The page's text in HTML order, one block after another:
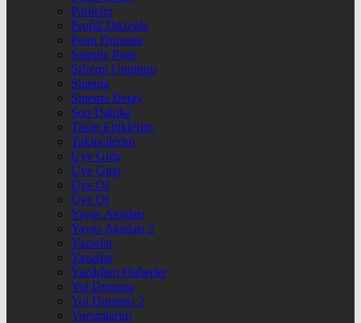
Pariteler
Profili Düzenle
Puan Durumu
Sample Page
Şifremi Unuttum
Sinema
Sinema Detay
Son Dakika
Takip Ettiklerim
Takipçilerim
Üye Giriş
Üye Giriş
Üye Ol
Üye Ol
Yayın Akışları
Yayın Akışları 2
Yazarlar
Yazarlar
Yazdığım Haberler
Yol Durumu
Yol Durumu 2
Yorumlarım